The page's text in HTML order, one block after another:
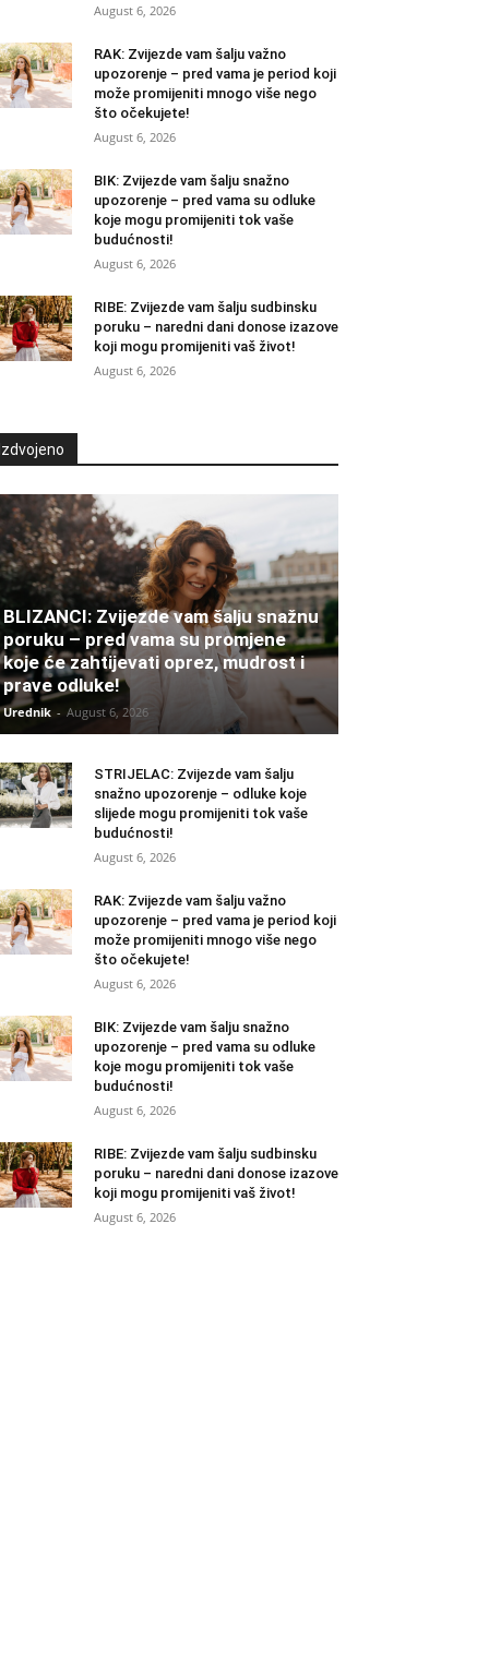
August 6, 2026
RAK: Zvijezde vam šalju važno
upozorenje – pred vama je period koji
može promijeniti mnogo više nego
što očekujete!
August 6, 2026
BIK: Zvijezde vam šalju snažno
upozorenje – pred vama su odluke
koje mogu promijeniti tok vaše
budućnosti!
August 6, 2026
RIBE: Zvijezde vam šalju sudbinsku
poruku – naredni dani donose izazove
koji mogu promijeniti vaš život!
August 6, 2026
BLIZANCI: Zvijezde vam šalju snažnu
poruku – pred vama su promjene
koje će zahtijevati oprez, mudrost i
prave odluke!
Urednik - August 6, 2026
STRIJELAC: Zvijezde vam šalju
snažno upozorenje – odluke koje
slijede mogu promijeniti tok vaše
budućnosti!
August 6, 2026
RAK: Zvijezde vam šalju važno
upozorenje – pred vama je period koji
može promijeniti mnogo više nego
što očekujete!
August 6, 2026
BIK: Zvijezde vam šalju snažno
upozorenje – pred vama su odluke
koje mogu promijeniti tok vaše
budućnosti!
August 6, 2026
RIBE: Zvijezde vam šalju sudbinsku
poruku – naredni dani donose izazove
koji mogu promijeniti vaš život!
August 6, 2026